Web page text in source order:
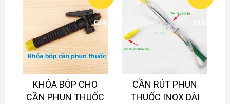
GIÁ!
KHÓA BÓP CHO
CẦN PHUN THUỐC
CẦN RÚT PHUN
THUỐC INOX DÀI